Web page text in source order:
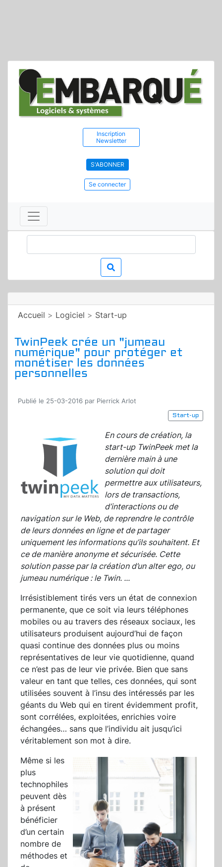
Inscription
Newsletter
S'ABONNER
Se connecter
Accueil > Logiciel > Start-up
TwinPeek crée un "jumeau
numérique" pour protéger et
monétiser les données
personnelles
Publié le 25-03-2016 par Pierrick Arlot
Start-up
En cours de création, la
start-up TwinPeek met la
dernière main à une
solution qui doit
permettre aux utilisateurs,
lors de transactions,
d’interactions ou de
navigation sur le Web, de reprendre le contrôle
de leurs données en ligne et de partager
uniquement les informations qu’ils souhaitent. Et
ce de manière anonyme et sécurisée. Cette
solution passe par la création d’un alter ego, ou
jumeau numérique : le Twin. ...
Irrésistiblement tirés vers un état de connexion
permanente, que ce soit via leurs téléphones
mobiles ou au travers des réseaux sociaux, les
utilisateurs produisent aujourd’hui de façon
quasi continue des données plus ou moins
représentatives de leur vie quotidienne, quand
ce n’est pas de leur vie privée. Bien que sans
valeur en tant que telles, ces données, qui sont
utilisées souvent à l’insu des intéressés par les
géants du Web qui en tirent évidemment profit,
sont corrélées, exploitées, enrichies voire
échangées… sans que l’individu ait jusqu’ici
véritablement son mot à dire.
Même si les
plus
technophiles
peuvent dès
à présent
bénéficier
d’un certain
nombre de
méthodes et